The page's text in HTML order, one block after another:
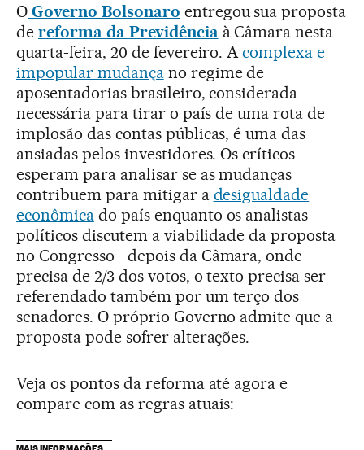
OGoverno Bolsonaro entregou sua proposta
de reforma da Previdência à Câmara nesta
quarta-feira, 20 de fevereiro. Acomplexa e
impopular mudançano regime de
aposentadorias brasileiro, considerada
necessária para tirar o país de uma rota de
implosão das contas públicas, é uma das
ansiadas pelos investidores. Os críticos
esperam para analisar se as mudanças
contribuem para mitigar a desigualdade
econômicado país enquanto os analistas
políticos discutem a viabilidade da proposta
no Congresso –depois da Câmara, onde
precisa de 2/3 dos votos, o texto precisa ser
referendado também por um terço dos
senadores. O próprio Governo admite que a
proposta pode sofrer alterações.
Veja os pontos da reforma até agora e
compare com as regras atuais: